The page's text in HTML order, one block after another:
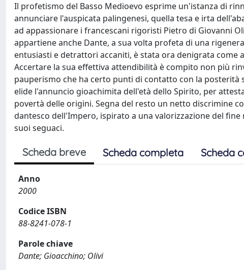
Il profetismo del Basso Medioevo esprime un'istanza di
annunciare l'auspicata palingenesi, quella tesa e irta
ad appassionare i francescani rigoristi Pietro di Giovanni
appartiene anche Dante, a sua volta profeta di una
entusiasti e detrattori accaniti, è stata ora denigrata
Accertare la sua effettiva attendibilità è compito non più
pauperismo che ha certo punti di contatto con la posterità
elide l'annuncio gioachimita dell'età dello Spirito, per
povertà delle origini. Segna del resto un netto discrimine
dantesco dell'Impero, ispirato a una valorizzazione del
suoi seguaci.
Scheda breve Scheda completa Scheda
Anno
2000
Codice ISBN
88-8241-078-1
Parole chiave
Dante; Gioacchino; Olivi